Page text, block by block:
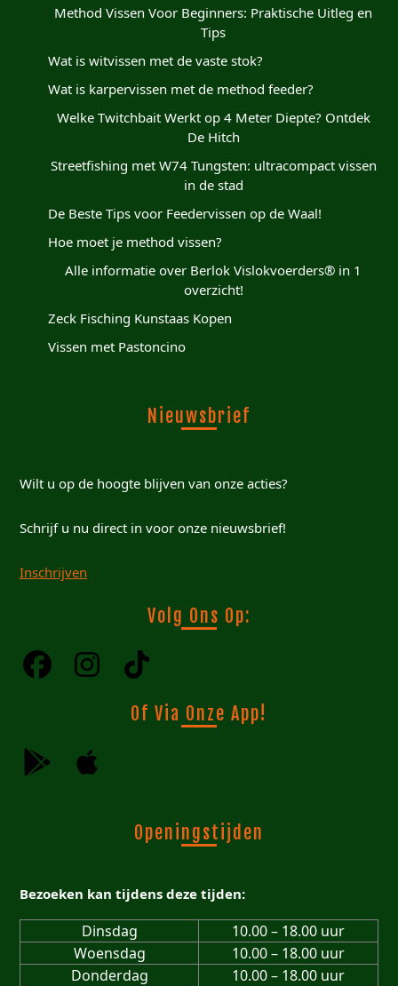
Method Vissen Voor Beginners: Praktische Uitleg en
Tips
Wat is witvissen met de vaste stok?
Wat is karpervissen met de method feeder?
Welke Twitchbait Werkt op 4 Meter Diepte? Ontdek
De Hitch
Streetfishing met W74 Tungsten: ultracompact vissen
in de stad
De Beste Tips voor Feedervissen op de Waal!
Hoe moet je method vissen?
Alle informatie over Berlok Vislokvoerders® in 1
overzicht!
Zeck Fisching Kunstaas Kopen
Vissen met Pastoncino
Nieuwsbrief
Wilt u op de hoogte blijven van onze acties?
Schrijf u nu direct in voor onze nieuwsbrief!
Inschrijven
Volg Ons Op:
Of Via Onze App!
Openingstijden
Bezoeken kan tijdens deze tijden:
Dinsdag
10.00 – 18.00 uur
Woensdag
10.00 – 18.00 uur
Donderdag
10.00 – 18.00 uur